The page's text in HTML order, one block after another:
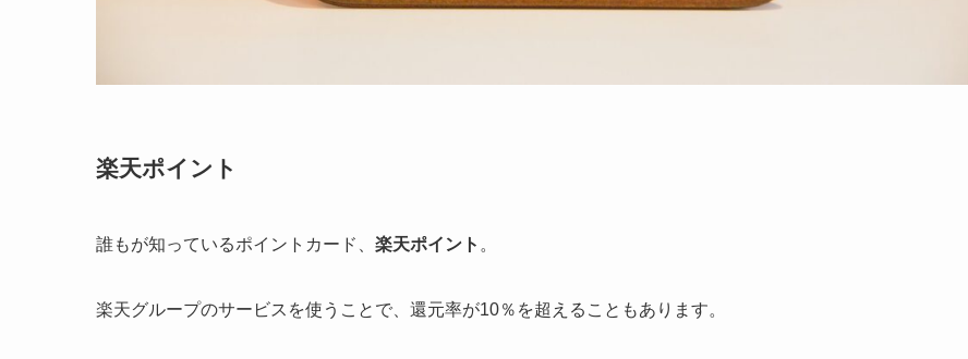
楽天ポイント
誰もが知っているポイントカード、 楽天ポイント 。
楽天グループのサービスを使うことで、 還元率が10％を超えること もあります。